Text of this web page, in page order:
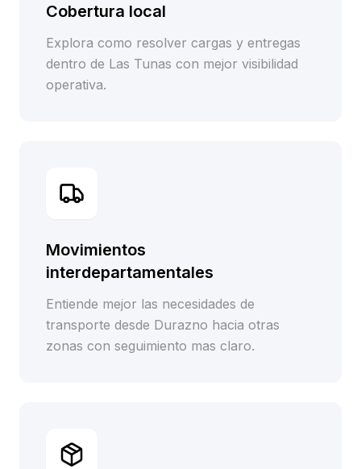
Cobertura local
Explora como resolver cargas y entregas
dentro de Las Tunas con mejor visibilidad
operativa.
Movimientos
interdepartamentales
Entiende mejor las necesidades de
transporte desde Durazno hacia otras
zonas con seguimiento mas claro.